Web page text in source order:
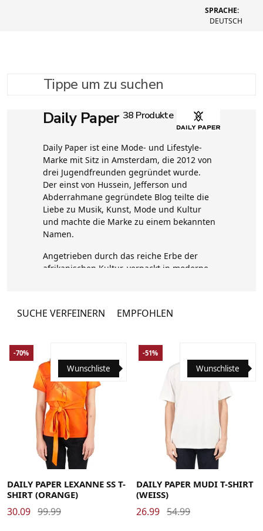
SPRACHE:
DEUTSCH
Tippe um zu suchen
Daily Paper 38 Produkte
Daily Paper ist eine Mode- und Lifestyle-
Marke mit Sitz in Amsterdam, die 2012 von
drei Jugendfreunden gegründet wurde.
Der einst von Hussein, Jefferson und
Abderrahmane gegründete Blog teilte die
Liebe zu Musik, Kunst, Mode und Kultur
und machte die Marke zu einem bekannten
Namen.
Angetrieben durch das reiche Erbe der
afrikanischen Kultur, verpackt in moderne
pro Jahr, die sich sowohl auf Herren- als
Daily Paper zeitlose Designs für
Accessoires, Konfektionsmode und eine
Reihe von Capsule Kollektionen für die
ganze Saison.
SUCHE VERFEINERN EMPFOHLEN
MediumSmall X-Small
Wunschliste
-70%
DAILY PAPER LEXANNE SS T-
SHIRT (ORANGE)
30.09 99.99
Medium Small X-Large
Wunschliste
-51%
DAILY PAPER MUDI T-SHIRT
(WEISS)
26.99 54.99